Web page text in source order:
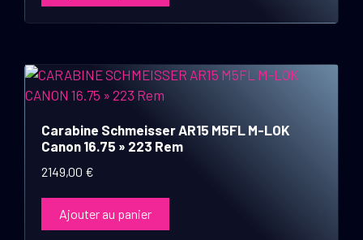
Carabine Schmeisser AR15 M5FL M-LOK
Canon 16.75 » 223 Rem
2149,00 €
Ajouter au panier